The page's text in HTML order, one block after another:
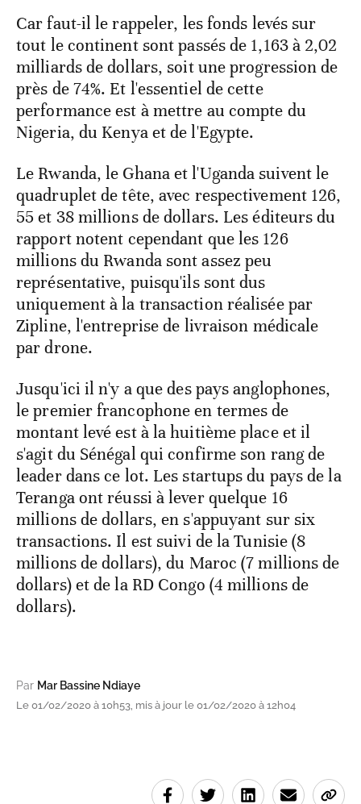
Car faut-il le rappeler, les fonds levés sur
tout le continent sont passés de 1,163 à 2,02
milliards de dollars, soit une progression de
près de 74%. Et l'essentiel de cette
performance est à mettre au compte du
Nigeria, du Kenya et de l'Egypte.
Le Rwanda, le Ghana et l'Uganda suivent le
quadruplet de tête, avec respectivement 126,
55 et 38 millions de dollars. Les éditeurs du
rapport notent cependant que les 126
millions du Rwanda sont assez peu
représentative, puisqu'ils sont dus
uniquement à la transaction réalisée par
Zipline, l'entreprise de livraison médicale
par drone.
Jusqu'ici il n'y a que des pays anglophones,
le premier francophone en termes de
montant levé est à la huitième place et il
s'agit du Sénégal qui confirme son rang de
leader dans ce lot. Les startups du pays de la
Teranga ont réussi à lever quelque 16
millions de dollars, en s'appuyant sur six
transactions. Il est suivi de la Tunisie (8
millions de dollars), du Maroc (7 millions de
dollars) et de la RD Congo (4 millions de
dollars).
Par Mar Bassine Ndiaye
Le 01/02/2020 à 10h53, mis à jour le 01/02/2020 à 12h04